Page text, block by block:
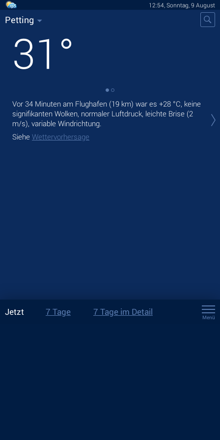
12:54, Sonntag, 9 August
Petting
31 °
Vor 34 Minuten am Flughafen (19 km) war es +28 °C, keine
signifikanten Wolken, normaler Luftdruck, leichte Brise (2
m/s), variable Windrichtung.
Siehe Wettervorhersage
Jetzt 7 Tage 7 Tage im Detail
Menü